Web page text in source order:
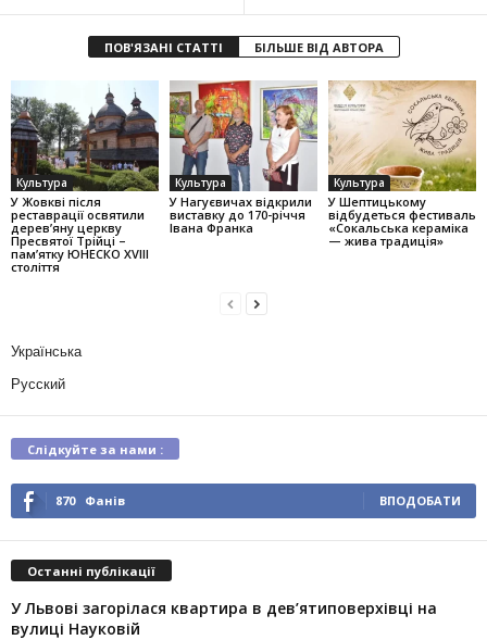
ПОВ'ЯЗАНІ СТАТТІ БІЛЬШЕ ВІД АВТОРА
Культура
У Жовкві після
реставрації освятили
дерев’яну церкву
Пресвятої Трійці –
пам’ятку ЮНЕСКО XVIII
століття
Культура
У Нагуєвичах відкрили
виставку до 170-річчя
Івана Франка
Культура
У Шептицькому
відбудеться фестиваль
«Сокальська кераміка
— жива традиція»
Українська
Русский
Слідкуйте за нами :
870 Фанів ВПОДОБАТИ
Останні публікації
У Львові загорілася квартира в дев’ятиповерхівці на
вулиці Науковій